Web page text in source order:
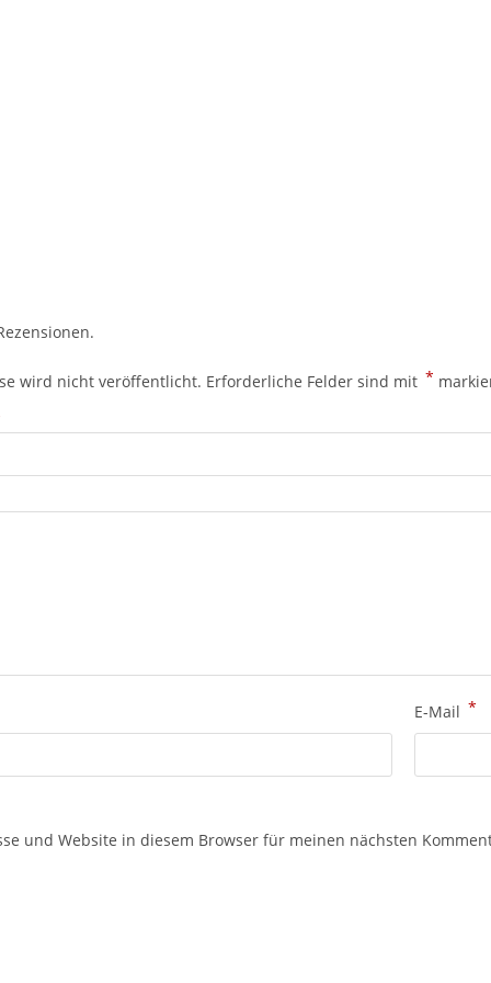
wird nicht veröffentlicht. Erforderliche Felder sind mit *
E-Mail *
und Website in diesem Browser für meinen nächsten